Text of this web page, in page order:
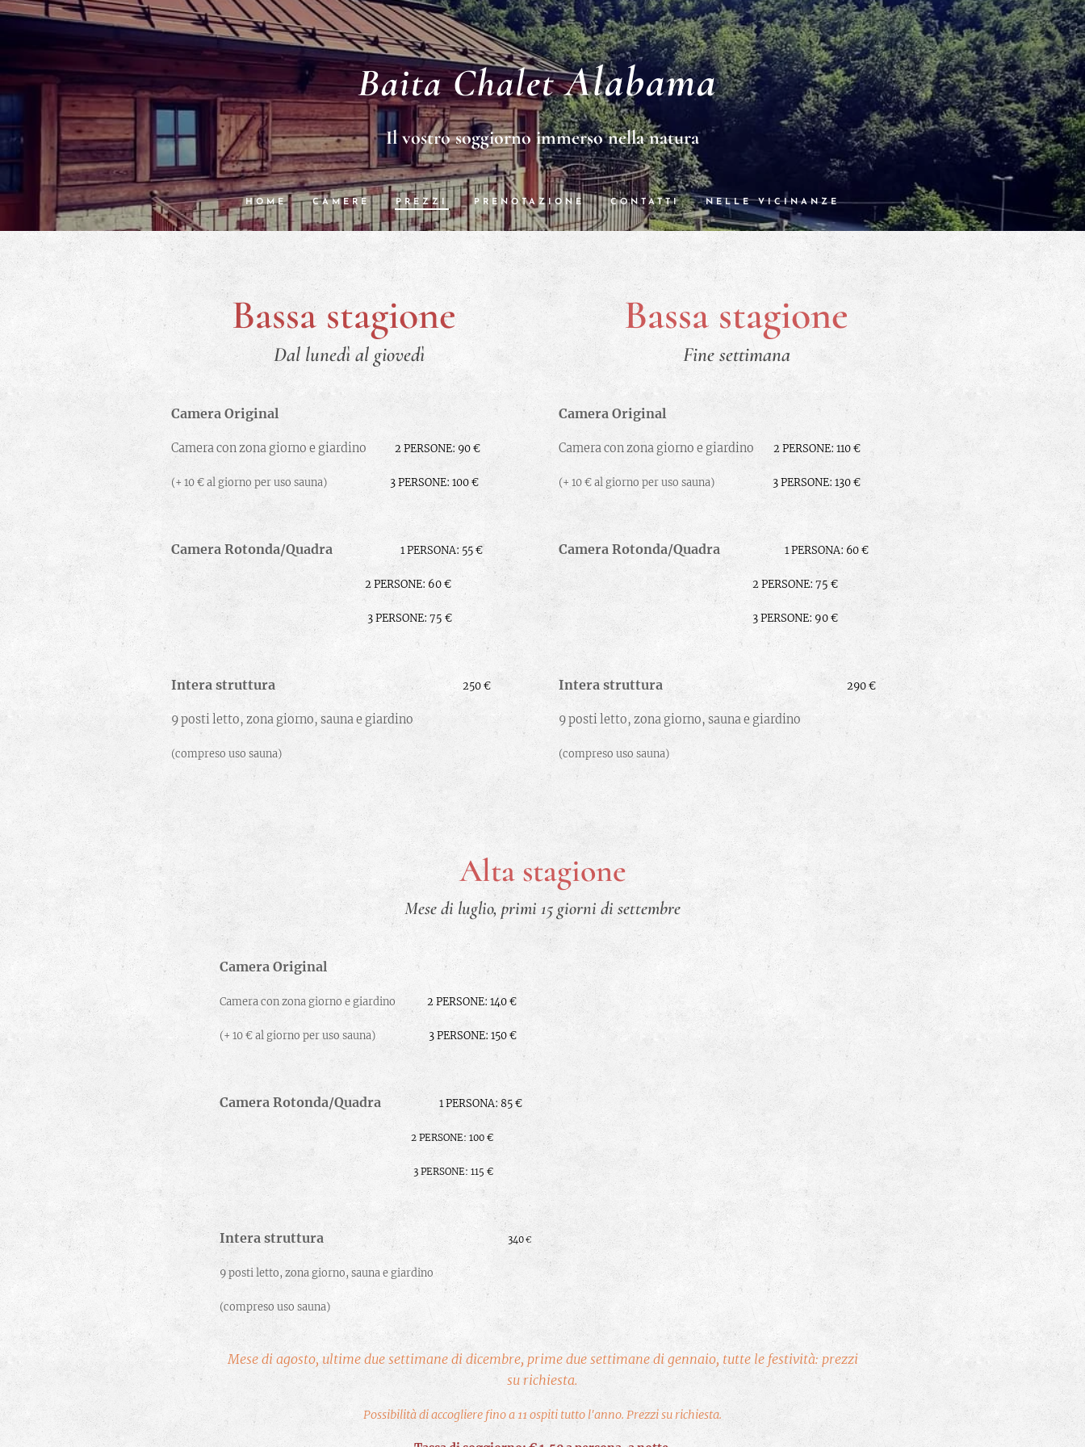
Baita Chalet Alabama
Il vostro soggiorno immerso nella natura
HOME CAMERE PREZZI PRENOTAZIONE CONTATTI NELLE VICINANZE
Bassa stagione
Dal lunedì al giovedì
Camera Original
Camera con zona giorno e giardino 2 PERSONE: 90 €
(+ 10 € al giorno per uso sauna) 3 PERSONE: 100 €
Camera Rotonda/Quadra 1 PERSONA: 55 €
2 PERSONE: 60 €
3 PERSONE: 75 €
Intera struttura 250 €
9 posti letto, zona giorno, sauna e giardino
(compreso uso sauna)
Bassa stagione
Fine settimana
Camera Original
Camera con zona giorno e giardino 2 PERSONE: 110 €
(+ 10 € al giorno per uso sauna) 3PERSONE: 130 €
Camera Rotonda/Quadra 1 PERSONA: 60 €
2 PERSONE: 75 €
3 PERSONE: 90 €
Intera struttura 290 €
9 posti letto, zona giorno, sauna e giardino
(compreso uso sauna)
Alta stagione
Mese di luglio, primi 15 giorni di settembre
Camera Original
Camera con zona giorno e giardino 2 PERSONE: 140 €
(+ 10 € al giorno per uso sauna) 3 PERSONE: 150 €
Camera Rotonda/Quadra 1 PERSONA:85 €
2 PERSONE: 100 €
3 PERSONE: 115 €
Intera struttura 340€
9 posti letto, zona giorno, sauna e giardino
(compreso uso sauna)
Mese di agosto, ultime due settimane di dicembre, prime due settimane di gennaio, tutte le festività: prezzi
su richiesta.
Possibilità di accogliere fino a 11 ospiti tutto l'anno. Prezzi su richiesta.